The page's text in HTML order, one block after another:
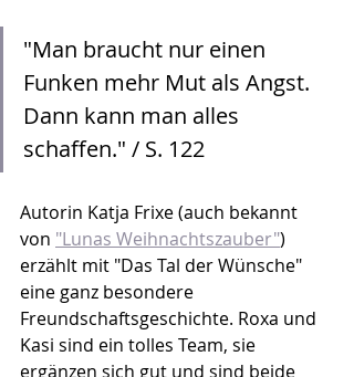
"Man braucht nur einen
Funken mehr Mut als Angst.
Dann kann man alles
schaffen." / S. 122
Autorin Katja Frixe (auch bekannt
von "Lunas Weihnachtszauber")
erzählt mit "Das Tal der Wünsche"
eine ganz besondere
Freundschaftsgeschichte. Roxa und
Kasi sind ein tolles Team, sie
ergänzen sich gut und sind beide